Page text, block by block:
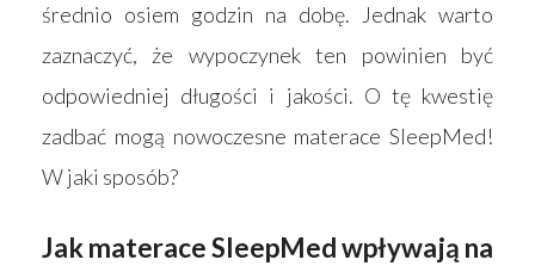
średnio osiem godzin na dobę. Jednak warto
zaznaczyć, że wypoczynek ten powinien być
odpowiedniej długości i jakości. O tę kwestię
zadbać mogą nowoczesne materace SleepMed!
W jaki sposób?
Jak materace SleepMed wpływają na